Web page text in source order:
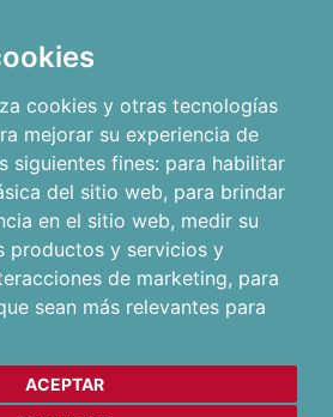
cookies y otras tecnologías
mejorar su experiencia de
siguientes fines: para habilitar
del sitio web, para brindar
en el sitio web, medir su
productos y servicios y
de marketing, para
sean más relevantes para
ACEPTAR